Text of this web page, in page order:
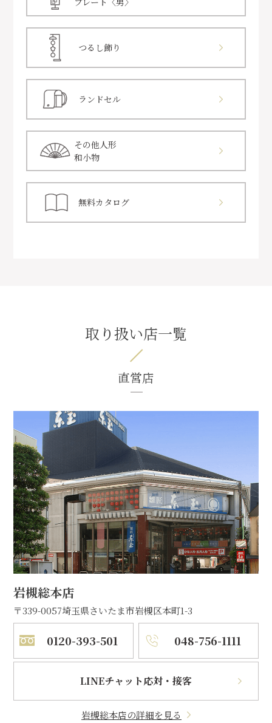
つるし飾り
ランドセル
その他人形
和小物
無料カタログ
取り扱い店一覧
直営店
岩槻総本店
〒339-0057埼玉県さいたま市岩槻区本町1-3
0120-393-501 048-756-1111
LINEチャット応対・接客
岩槻総本店の詳細を見る